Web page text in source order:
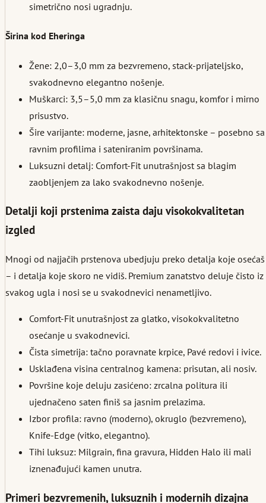
simetrično nosi ugradnju.
Širina kod Eheringa
Žene: 2,0–3,0 mm za bezvremeno, stack-prijateljsko,
svakodnevno elegantno nošenje.
Muškarci: 3,5–5,0 mm za klasičnu snagu, komfor i mirno
prisustvo.
Šire varijante: moderne, jasne, arhitektonske – posebno sa
ravnim profilima i sateniranim površinama.
Luksuzni detalj: Comfort-Fit unutrašnjost sa blagim
zaobljenjem za lako svakodnevno nošenje.
Detalji koji prstenima zaista daju visokokvalitetan
izgled
Mnogi od najjačih prstenova ubedjuju preko detalja koje osećaš
– i detalja koje skoro ne vidiš. Premium zanatstvo deluje čisto iz
svakog ugla i nosi se u svakodnevici nenametljivo.
Comfort-Fit unutrašnjost za glatko, visokokvalitetno
osećanje u svakodnevici.
Čista simetrija: tačno poravnate krpice, Pavé redovi i ivice.
Usklađena visina centralnog kamena: prisutan, ali nosiv.
Površine koje deluju zasićeno: zrcalna politura ili
ujednačeno saten finiš sa jasnim prelazima.
Izbor profila: ravno (moderno), okruglo (bezvremeno),
Knife-Edge (vitko, elegantno).
Tihi luksuz: Milgrain, fina gravura, Hidden Halo ili mali
iznenađujući kamen unutra.
Primeri bezvremenih, luksuznih i modernih dizajna